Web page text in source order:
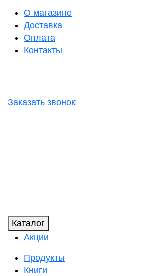
О магазине
Доставка
Оплата
Контакты
Заказать звонок
Каталог
Акции
Продукты
Книги